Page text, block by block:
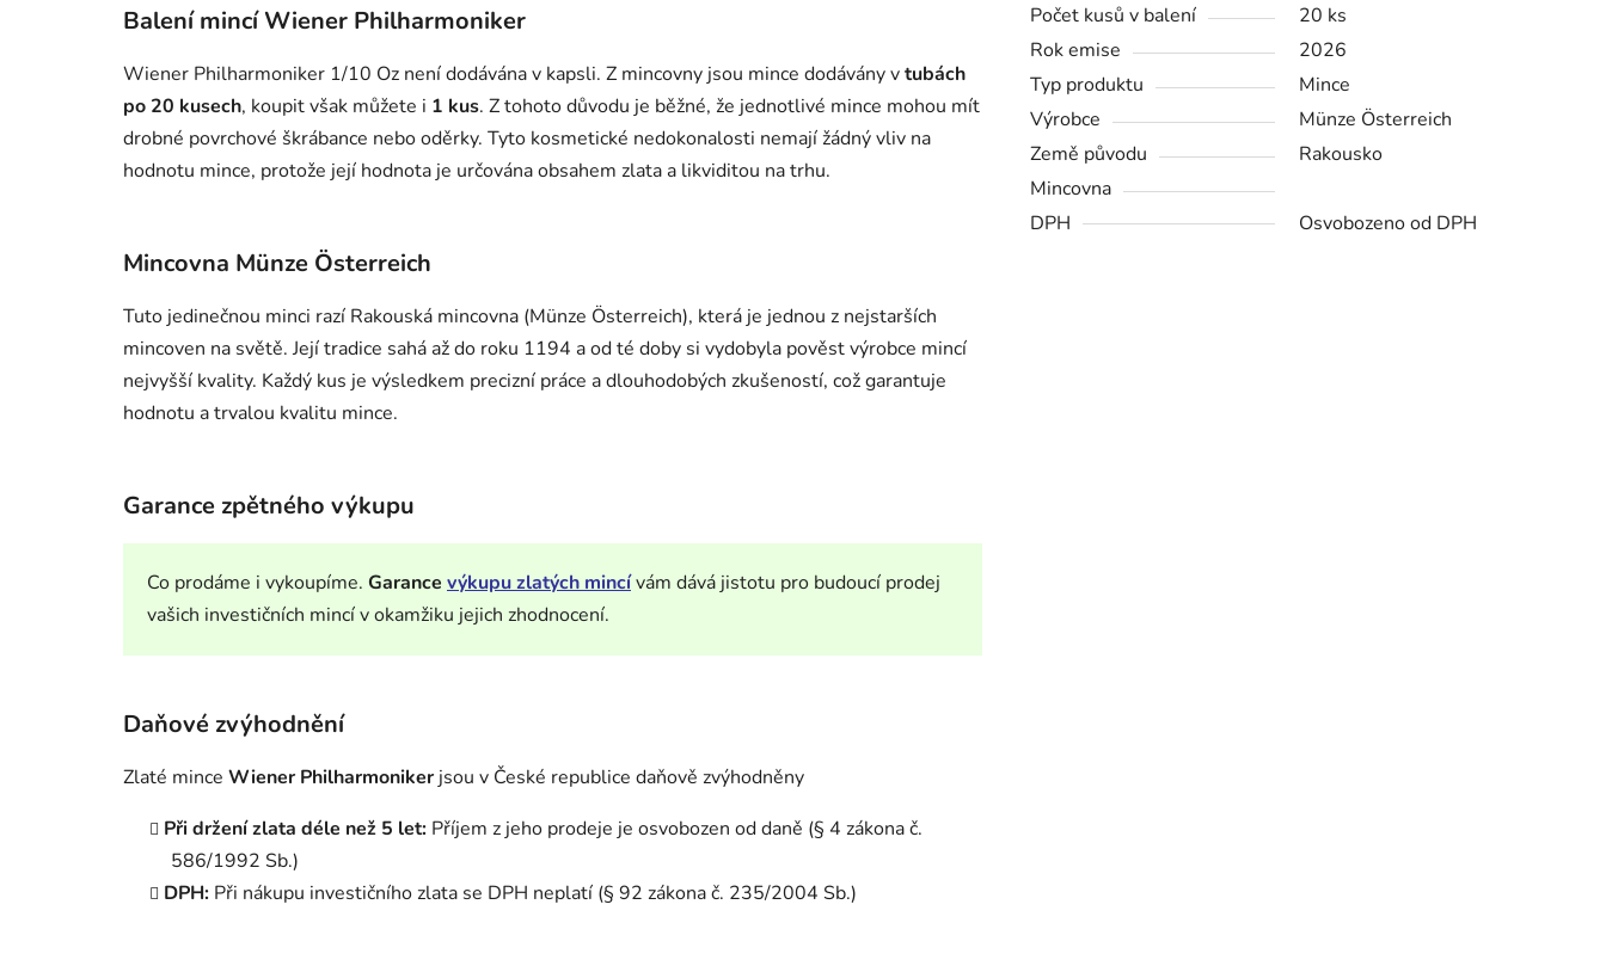
Balení mincí Wiener Philharmoniker
Wiener Philharmoniker 1/10 Oz není dodávána v kapsli. Z mincovny jsou mince dodávány vtubách
po 20 kusech, koupit však můžete i 1 kus. Z tohoto důvodu je běžné, že jednotlivé mince mohou mít
drobné povrchové škrábance nebo oděrky. Tyto kosmetické nedokonalosti nemají žádný vliv na
hodnotu mince, protože její hodnota je určována obsahem zlata a likviditou na trhu.
Mincovna Münze Österreich
Tuto jedinečnou minci razí Rakouská mincovna (Münze Österreich), která je jednou z nejstarších
mincoven na světě. Její tradice sahá až do roku 1194 a od té doby si vydobyla pověst výrobce mincí
nejvyšší kvality. Každý kus je výsledkem precizní práce a dlouhodobých zkušeností, což garantuje
hodnotu a trvalou kvalitu mince.
Garance zpětného výkupu
Co prodáme i vykoupíme. Garance výkupu zlatých mincívám dává jistotu pro budoucí prodej
vašich investičních mincí v okamžiku jejich zhodnocení.
Daňové zvýhodnění
Zlaté mince Wiener Philharmoniker jsou v České republice daňově zvýhodněny
Při držení zlata déle než 5 let: Příjem z jeho prodeje je osvobozen od daně (§ 4 zákona č.
586/1992 Sb.)
DPH: Při nákupu investičního zlata se DPH neplatí (§ 92 zákona č. 235/2004 Sb.)
Počet kusů v balení
20 ks
Rok emise
2026
Typ produktu
Mince
Výrobce
Münze Österreich
Země původu
Rakousko
Mincovna
DPH
Osvobozeno od DPH